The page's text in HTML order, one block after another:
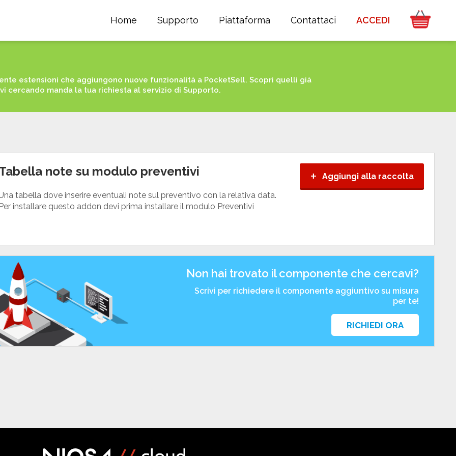
Home Supporto Piattaforma Contattaci ACCEDI
estensioni che aggiungono nuove funzionalità a PocketSell. Scopri quelli già
cercando manda la tua richiesta al servizio di Supporto.
+ Aggiungi alla raccolta
note su modulo preventivi
tabella dove inserire eventuali note sul preventivo con la relativa data.
installare questo addon devi prima installare il modulo Preventivi
Non hai trovato il componente che cercavi?
Scrivi per richiedere il componente aggiuntivo su misura
per te!
RICHIEDI ORA